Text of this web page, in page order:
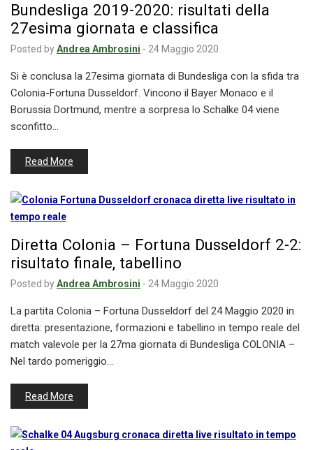
Bundesliga 2019-2020: risultati della
27esima giornata e classifica
Posted byAndrea Ambrosini - 24 Maggio 2020
Si è conclusa la 27esima giornata di Bundesliga con la sfida tra
Colonia-Fortuna Dusseldorf. Vincono il Bayer Monaco e il
Borussia Dortmund, mentre a sorpresa lo Schalke 04 viene
sconfitto…
Read More
Diretta Colonia – Fortuna Dusseldorf 2-2:
risultato finale, tabellino
Posted byAndrea Ambrosini - 24 Maggio 2020
La partita Colonia – Fortuna Dusseldorf del 24 Maggio 2020 in
diretta: presentazione, formazioni e tabellino in tempo reale del
match valevole per la 27ma giornata di Bundesliga COLONIA –
Nel tardo pomeriggio…
Read More